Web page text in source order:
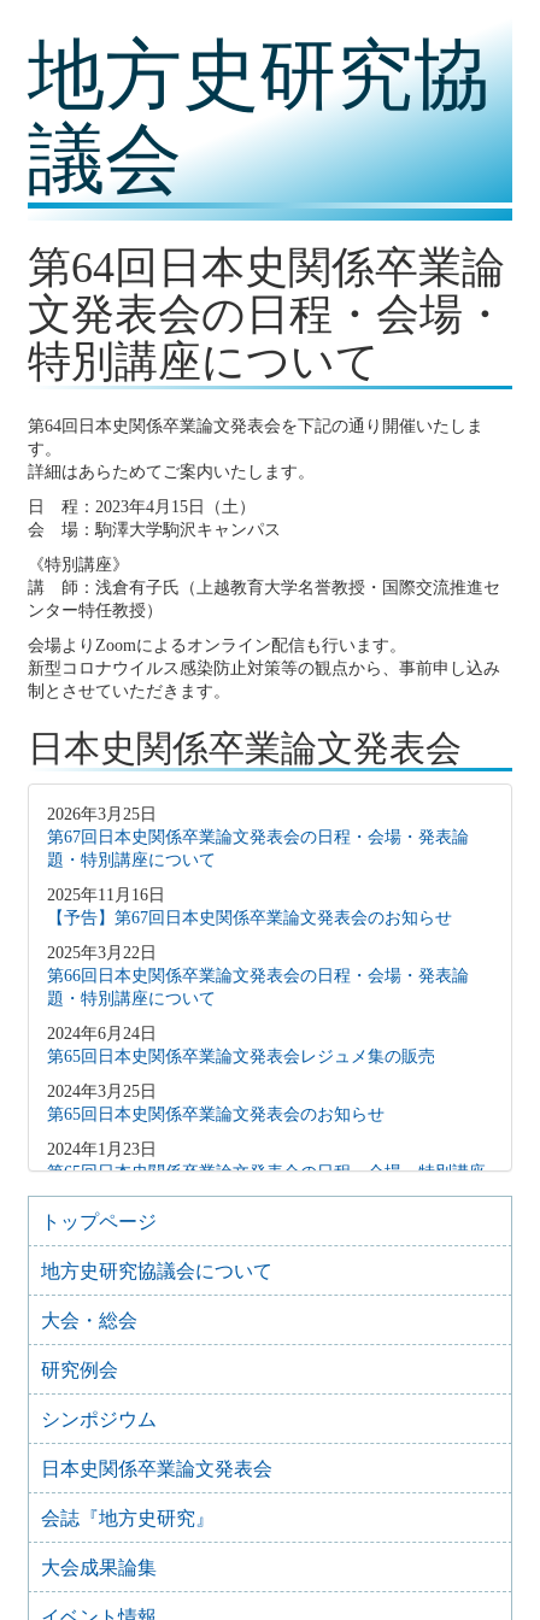
地方史研究協
議会
第64回日本史関係卒業論
文発表会の日程・会場・
特別講座について
第64回日本史関係卒業論文発表会を下記の通り開催いたしま
す。
詳細はあらためてご案内いたします。
日 程：2023年4月15日（土）
会 場：駒澤大学駒沢キャンパス
《特別講座》
講 師：浅倉有子氏（上越教育大学名誉教授・国際交流推進セ
ンター特任教授）
会場よりZoomによるオンライン配信も行います。
新型コロナウイルス感染防止対策等の観点から、事前申し込み
制とさせていただきます。
日本史関係卒業論文発表会
2026年3月25日
第67回日本史関係卒業論文発表会の日程・会場・発表論
題・特別講座について
2025年11月16日
【予告】第67回日本史関係卒業論文発表会のお知らせ
2025年3月22日
第66回日本史関係卒業論文発表会の日程・会場・発表論
題・特別講座について
2024年6月24日
第65回日本史関係卒業論文発表会レジュメ集の販売
2024年3月25日
第65回日本史関係卒業論文発表会のお知らせ
2024年1月23日
第65回日本史関係卒業論文発表会の日程・会場・特別講座
について
2023年3月20日
第64回日本史関係卒業論文発表会の日程・会場・特別講座
について
2022年3月17日
第63回日本史関係卒業論文発表会
2021年4月21日
第61回日本史関係卒業論文発表会
2021年3月25日
第62回日本史関係卒業論文発表会のご案内
2020年3月29日
第61回日本史関係卒業論文発表会 延期のお知らせ
トップページ
地方史研究協議会について
大会・総会
研究例会
シンポジウム
日本史関係卒業論文発表会
会誌『地方史研究』
大会成果論集